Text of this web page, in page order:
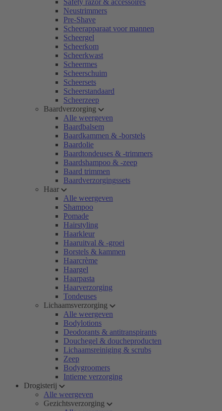
Safety razor & accessoires
Neustrimmers
Pre-Shave
Scheerapparaat voor mannen
Scheergel
Scheerkom
Scheerkwast
Scheermes
Scheerschuim
Scheersets
Scheerstandaard
Scheerzeep
Baardverzorging
Alle weergeven
Baardbalsem
Baardkammen & -borstels
Baardolie
Baardtondeuses & -trimmers
Baardshampoo & -zeep
Baard trimmen
Baardverzorgingssets
Haar
Alle weergeven
Shampoo
Pomade
Hairstyling
Haarkleur
Haaruitval & -groei
Borstels & kammen
Haarcrème
Haargel
Haarpasta
Haarverzorging
Tondeuses
Lichaamsverzorging
Alle weergeven
Bodylotions
Deodorants & antitranspirants
Douchegel & doucheproducten
Lichaamsreiniging & scrubs
Zeep
Bodygroomers
Intieme verzorging
Drogisterij
Alle weergeven
Gezichtsverzorging